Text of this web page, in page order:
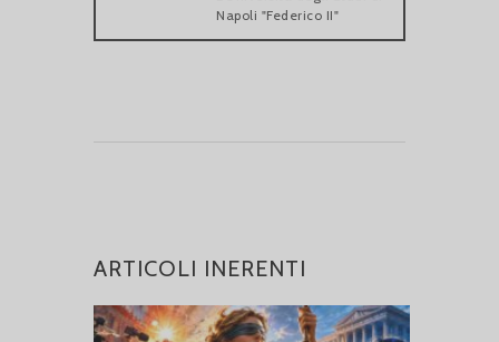
Napoli "Federico II"
ARTICOLI INERENTI